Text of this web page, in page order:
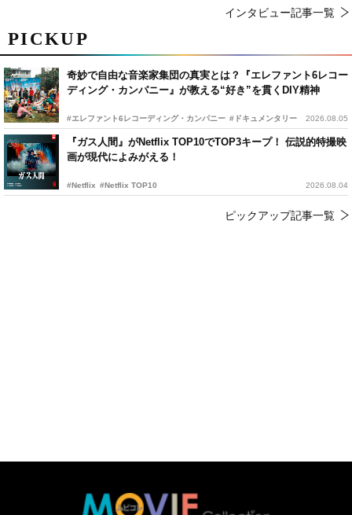
PICKUP
奇妙で自由な音楽家集団の真実とは？『エレファント6レコー
ディング・カンパニー』が教える“好き”を貫くDIY精神
#エレファント6レコーディング・カンパニー #ドキュメンタリー 2026.08.05
『ガス人間』がNetflix TOP10でTOP3キープ！ 伝説的特撮映
画が現代によみがえる！
#Netflix #Netflix TOP10 2026.08.04
ピックアップ記事一覧
インタビュー記事一覧